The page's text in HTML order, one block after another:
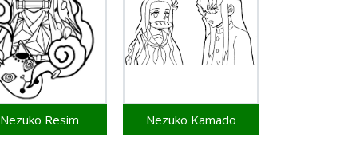
Nezuko Resim Nezuko Kamado